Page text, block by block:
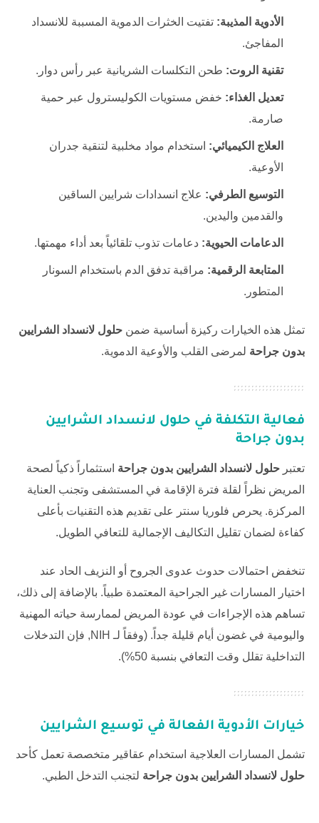
الأدوية المذيبة: تفتيت الخثرات الدموية المسببة للانسداد
المفاجئ.
تقنية الروت: طحن التكلسات الشريانية عبر رأس دوار.
تعديل الغذاء: خفض مستويات الكوليسترول عبر حمية
صارمة.
العلاج الكيميائي: استخدام مواد مخلبية لتنقية جدران
الأوعية.
التوسيع الطرفي: علاج انسدادات شرايين الساقين
والقدمين واليدين.
الدعامات الحيوية: دعامات تذوب تلقائياً بعد أداء مهمتها.
المتابعة الرقمية: مراقبة تدفق الدم باستخدام السونار
المتطور.
تمثل هذه الخيارات ركيزة أساسية ضمن حلول لانسداد الشرايين
بدون جراحة لمرضى القلب والأوعية الدموية.
فعالية التكلفة في حلول لانسداد الشرايين
بدون جراحة
تعتبر حلول لانسداد الشرايين بدون جراحة استثماراً ذكياً لصحة
المريض نظراً لقلة فترة الإقامة في المستشفى وتجنب العناية
المركزة. يحرص فلوريا سنتر
على تقديم هذه التقنيات بأعلى
كفاءة لضمان تقليل التكاليف الإجمالية للتعافي الطويل.
تنخفض احتمالات حدوث عدوى الجروح أو النزيف الحاد عند
اختيار المسارات غير الجراحية المعتمدة طبياً. بالإضافة إلى ذلك،
تساهم هذه الإجراءات في عودة المريض لممارسة حياته المهنية
واليومية في غضون أيام قليلة جداً. (وفقاً لـ NIH, فإن التدخلات
التداخلية تقلل وقت التعافي بنسبة 50%).
خيارات الأدوية الفعالة في توسيع الشرايين
تشمل المسارات العلاجية استخدام عقاقير متخصصة تعمل كأحد
حلول لانسداد الشرايين بدون جراحة لتجنب التدخل الطبي.